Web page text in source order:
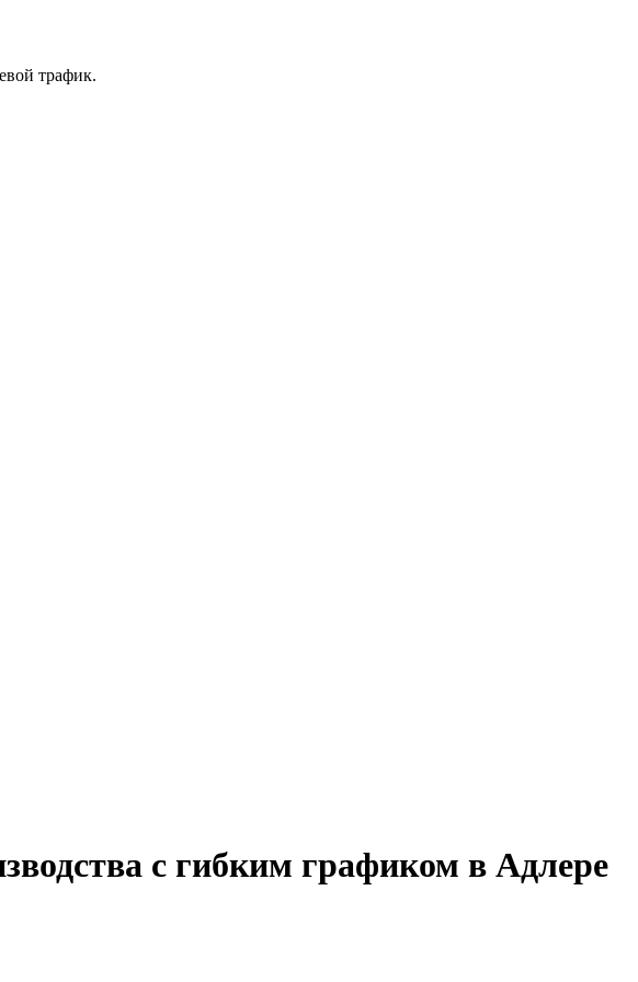
трафик.
с гибким графиком в Адлере